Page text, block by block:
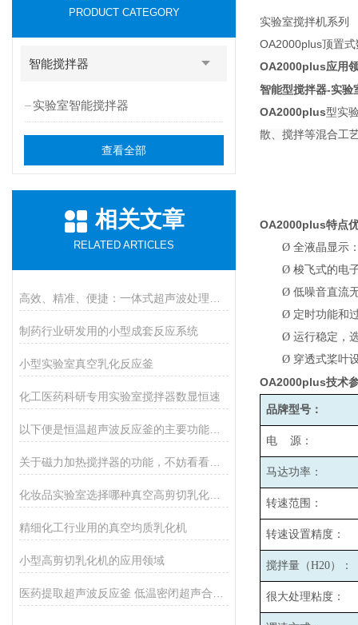
PRODUCT CATEGORY
智能搅拌器
实验室智能搅拌器
查看全部
相关文章
RELATED ARTICLES
制药行业研发用的小型成套反应系统
小型实验室真空乳化反应釜
化工医药科研专用实验室搅拌器数显恒速
精细化工行业用的真空均质乳化机
小型高剪切乳化机的应用领域
实验室搅拌机系列
OA2000plus顶置
OA2000plus应用
智能型搅拌器-实验
OA2000plus型实
散、搅拌等混合工
OA2000plus特点
Ø 全液晶显示
Ø 梭飞式的电
Ø 低噪音直流
Ø 定时功能和
Ø 运行稳定，
Ø 穿透式桨叶
OA2000plus技术
品牌型号：
电 源：
马达功率：
转速范围：
转速设置精度：
搅拌量（H20）：
很大处理粘度：